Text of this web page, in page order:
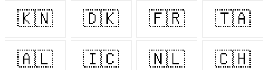
🇰🇳 🇩🇰 🇫🇷 🇹🇦
🇦🇱 🇮🇨 🇳🇱 🇨🇭